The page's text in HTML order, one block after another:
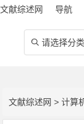
文献综述网 导航
 请选择分类
文献综述网 >计算